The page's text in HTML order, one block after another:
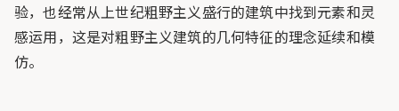
验，也经常从上世纪粗野主义盛行的建筑中找到元素和灵
感运用，这是对粗野主义建筑的几何特征的理念延续和模
仿。